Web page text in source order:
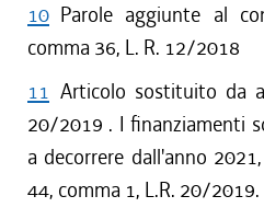
10 Parole aggiunte al
comma 36, L. R. 12/2018
11 Articolo sostituito da
20/2019 . I finanziamenti
a decorrere dall'anno
44, comma 1, L.R. 20/2019.